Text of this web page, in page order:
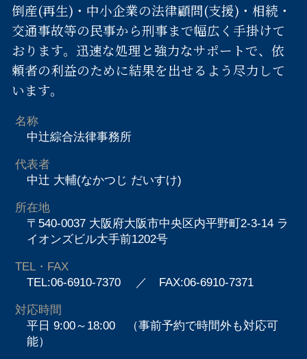
倒産(再生)・中小企業の法律顧問(支援)・相続・
交通事故等の民事から刑事まで幅広く手掛けて
おります。迅速な処理と強力なサポートで、依
頼者の利益のために結果を出せるよう尽力して
います。
名称
中辻綜合法律事務所
代表者
中辻 大輔(なかつじ だいすけ)
所在地
〒540-0037 大阪府大阪市中央区内平野町2-3-14 ラ
イオンズビル大手前1202号
TEL・FAX
TEL:06-6910-7370 ／ FAX:06-6910-7371
対応時間
平日 9:00～18:00 （事前予約で時間外も対応可
能）